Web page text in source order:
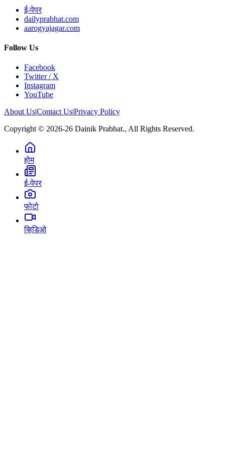
ई-पेपर
dailyprabhat.com
aarogyajagar.com
Follow Us
Facebook
Twitter / X
Instagram
YouTube
About Us|Contact Us|Privacy Policy
Copyright © 2026-26 Dainik Prabhat., All Rights Reserved.
होम
ई-पेपर
फोटो
व्हिडिओ